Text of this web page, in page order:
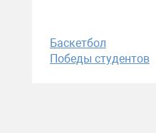
Баскетбол
Победы студентов